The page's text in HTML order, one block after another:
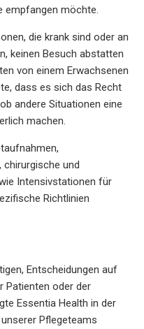
empfangen möchte.
die krank sind oder an
keinen Besuch abstatten
von einem Erwachsenen
dass es sich das Recht
andere Situationen eine
machen.
chirurgische und
Intensivstationen für
Richtlinien
Entscheidungen auf
Patienten oder der
Essentia Health in der
unserer Pflegeteams